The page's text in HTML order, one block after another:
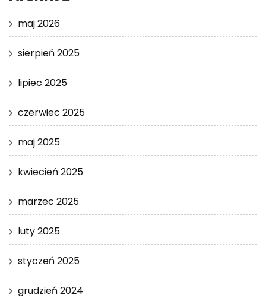
maj 2026
sierpień 2025
lipiec 2025
czerwiec 2025
maj 2025
kwiecień 2025
marzec 2025
luty 2025
styczeń 2025
grudzień 2024